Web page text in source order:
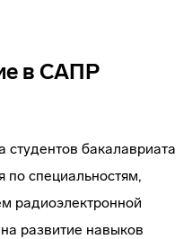
в САПР
бакалавриата
по специальностям,
радиоэлектронной
развитие навыков